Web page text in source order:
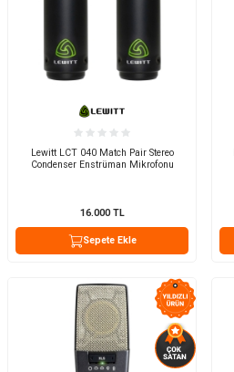
Lewitt LCT 040 Match Pair Stereo
Condenser Enstrüman Mikrofonu
16.000TL
Sepete Ekle